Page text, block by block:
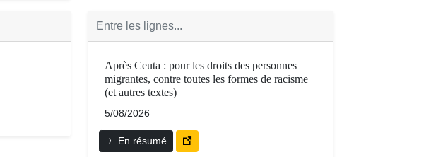
Entre les lignes...
Après Ceuta : pour les droits des personnes
migrantes, contre toutes les formes de racisme
(et autres textes)
5/08/2026
En résumé